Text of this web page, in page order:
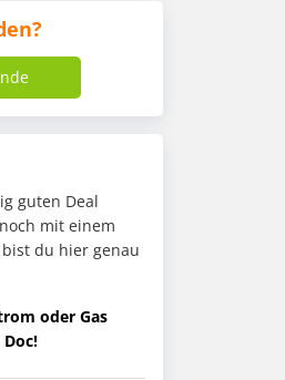
guten Deal
mit einem
du hier genau
oder Gas